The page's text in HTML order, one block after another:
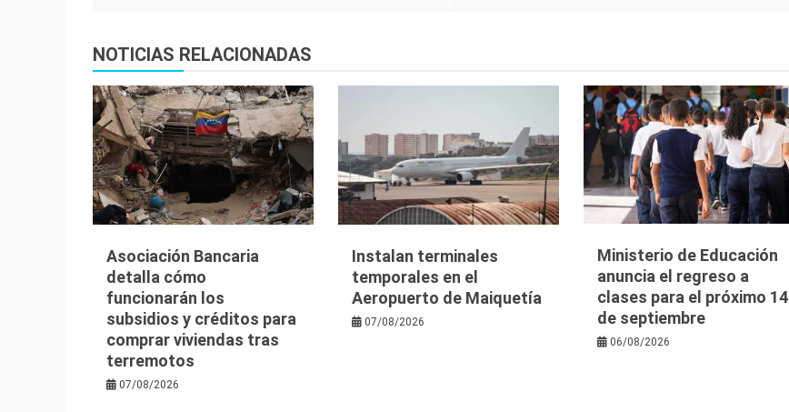
entradas
NOTICIAS RELACIONADAS
Asociación Bancaria
detalla cómo
funcionarán los
subsidios y créditos para
comprar viviendas tras
terremotos
07/08/2026
Instalan terminales
temporales en el
Aeropuerto de Maiquetía
07/08/2026
Ministerio de Educación
anuncia el regreso a
clases para el próximo 14
de septiembre
06/08/2026